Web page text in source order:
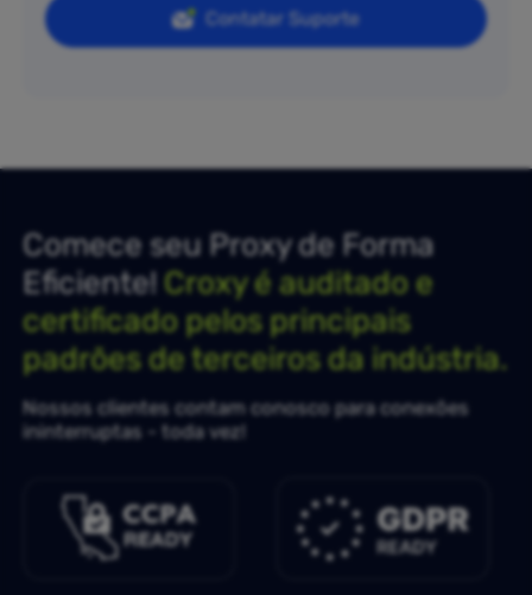
Contatar Suporte
Comece seu Proxy de Forma
Eficiente!Croxy é auditado e
certificado pelos principais
padrões de terceiros da indústria.
Nossos clientes contam conosco para conexões
ininterruptas - toda vez!